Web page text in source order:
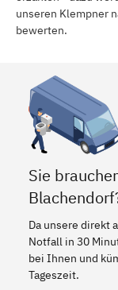
unseren Klempner
bewerten.
Sie
Da unsere direkt
Notfall in 30
bei Ihnen und
Tageszeit.